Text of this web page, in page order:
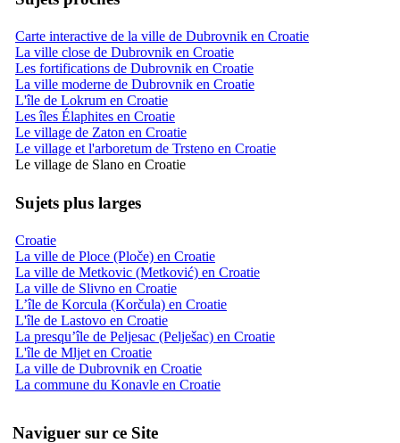
Carte interactive de la ville de Dubrovnik en Croatie
La ville close de Dubrovnik en Croatie
Les fortifications de Dubrovnik en Croatie
La ville moderne de Dubrovnik en Croatie
L'île de Lokrum en Croatie
Les îles Élaphites en Croatie
Le village de Zaton en Croatie
Le village et l'arboretum de Trsteno en Croatie
Le village de Slano en Croatie
Sujets plus larges
Croatie
La ville de Ploce (Ploče) en Croatie
La ville de Metkovic (Metković) en Croatie
La ville de Slivno en Croatie
L’île de Korcula (Korčula) en Croatie
L'île de Lastovo en Croatie
La presqu’île de Peljesac (Pelješac) en Croatie
L'île de Mljet en Croatie
La ville de Dubrovnik en Croatie
La commune du Konavle en Croatie
Naviguer sur ce Site